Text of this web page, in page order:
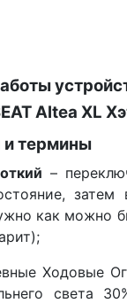
Altea XL
термины
–
как можно
Ходовые
света